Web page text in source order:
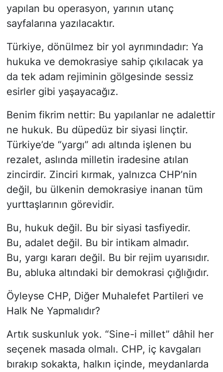
yapılan bu operasyon, yarının utanç
sayfalarına yazılacaktır.
Türkiye, dönülmez bir yol ayrımındadır: Ya
hukuka ve demokrasiye sahip çıkılacak ya
da tek adam rejiminin gölgesinde sessiz
esirler gibi yaşayacağız.
Benim fikrim nettir: Bu yapılanlar ne adalettir
ne hukuk. Bu düpedüz bir siyasi linçtir.
Türkiye’de “yargı” adı altında işlenen bu
rezalet, aslında milletin iradesine atılan
zincirdir. Zinciri kırmak, yalnızca CHP’nin
değil, bu ülkenin demokrasiye inanan tüm
yurttaşlarının görevidir.
Bu, hukuk değil. Bu bir siyasi tasfiyedir.
Bu, adalet değil. Bu bir intikam almadır.
Bu, yargı kararı değil. Bu bir rejim uyarısıdır.
Bu, abluka altındaki bir demokrasi çığlığıdır.
Öyleyse CHP, Diğer Muhalefet Partileri ve
Halk Ne Yapmalıdır?
Artık suskunluk yok. “Sine-i millet” dâhil her
seçenek masada olmalı. CHP, iç kavgaları
bırakıp sokakta, halkın içinde, meydanlarda